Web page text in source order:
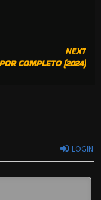
NEXT
COMPLETO (2024)
LOGIN